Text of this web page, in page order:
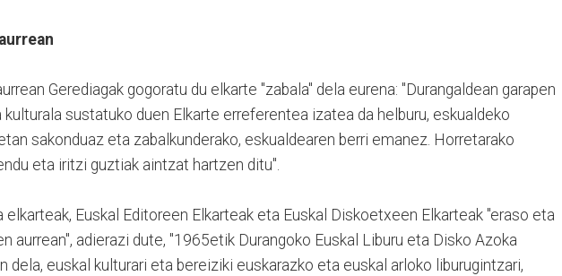
Gerediagak gogoratu du elkarte "zabala" dela eurena: "Durangaldean garapen
sustatuko duen Elkarte erreferentea izatea da helburu, eskualdeko
sakonduaz eta zabalkunderako, eskualdearen berri emanez. Horretarako
eta iritzi guztiak aintzat hartzen ditu".
elkarteak, Euskal Editoreen Elkarteak eta Euskal Diskoetxeen Elkarteak "eraso eta
aurrean", adierazi dute, "1965etik Durangoko Euskal Liburu eta Disko Azoka
dela, euskal kulturari eta bereiziki euskarazko eta euskal arloko liburugintzari,